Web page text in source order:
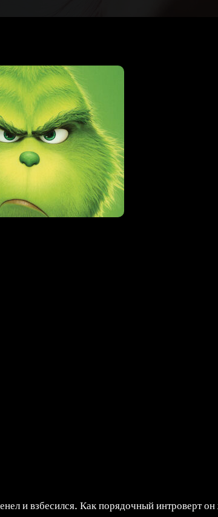
и взбесился. Как порядочный интроверт